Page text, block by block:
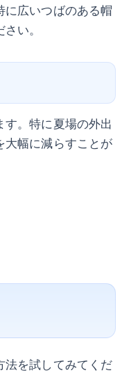
広いつばのある帽
い。
。特に夏場の外出
大幅に減らすことが
法を試してみてくだ